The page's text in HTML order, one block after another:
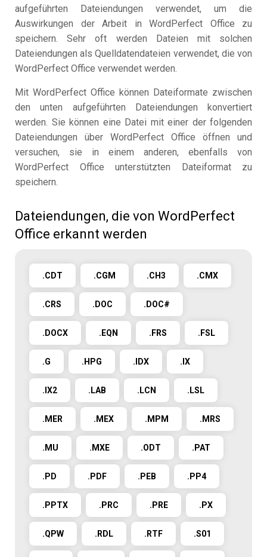
aufgeführten Dateiendungen verwendet, um die
Auswirkungen der Arbeit in WordPerfect Office zu
speichern. Sehr oft werden Dateien mit solchen
Dateiendungen als Quelldatendateien verwendet, die von
WordPerfect Office verwendet werden.
Mit WordPerfect Office können Dateiformate zwischen
den unten aufgeführten Dateiendungen konvertiert
werden. Sie können eine Datei mit einer der folgenden
Dateiendungen über WordPerfect Office öffnen und
versuchen, sie in einem anderen, ebenfalls von
WordPerfect Office unterstützten Dateiformat zu
speichern.
Dateiendungen, die von WordPerfect
Office erkannt werden
.CDT .CGM .CH3 .CMX
.CRS .DOC .DOC#
.DOCX .EQN .FRS .FSL
.G .HPG .IDX .IX
.IX2 .LAB .LCN .LSL
.MER .MEX .MPM .MRS
.MU .MXE .ODT .PAT
.PD .PDF .PEB .PP4
.PPTX .PRC .PRE .PX
.QPW .RDL .RTF .S01